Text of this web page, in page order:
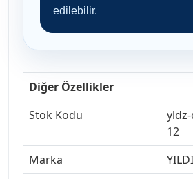
edilebilir.
Diğer Özellikler
Stok Kodu
12
Marka